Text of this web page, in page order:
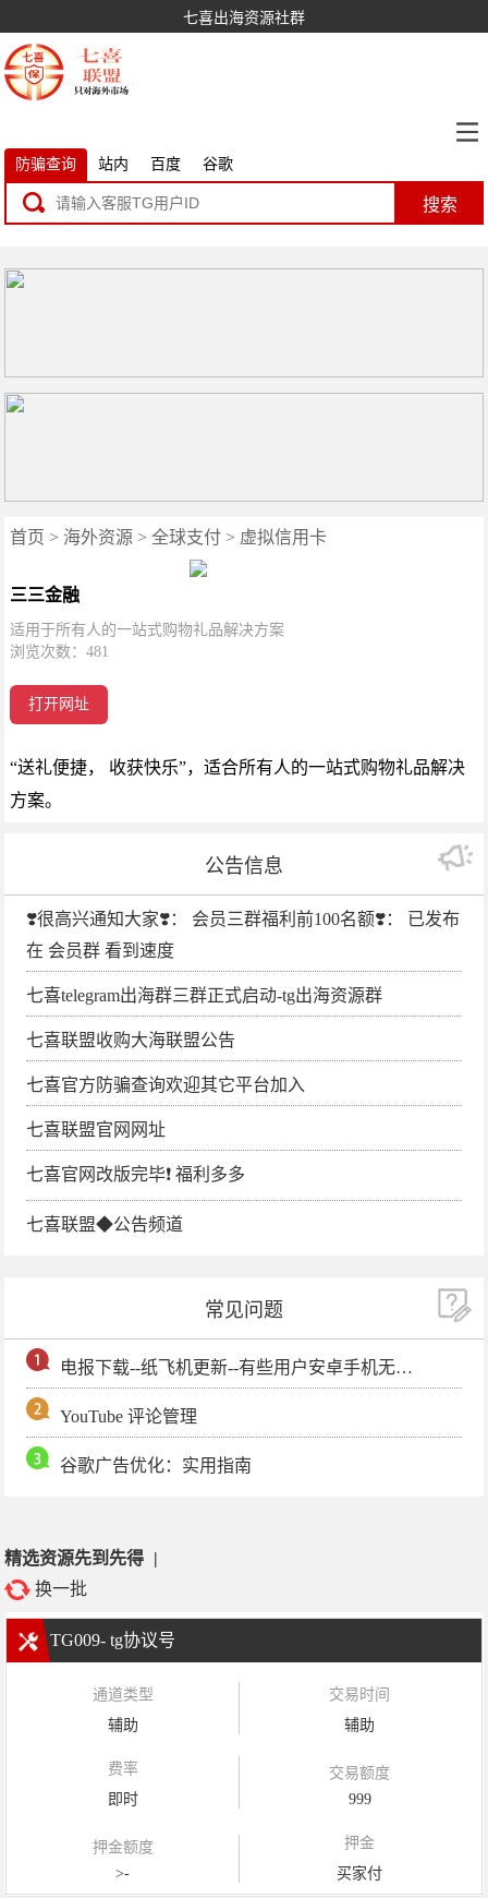
七喜出海资源社群
防骗查询 站内 百度 谷歌
搜索
首页 > 海外资源 >全球支付 > 虚拟信用卡
三三金融
适用于所有人的一站式购物礼品解决方案
浏览次数：481
打开网址
“送礼便捷， 收获快乐”，适合所有人的一站式购物礼品解决
方案。
公告信息
❣️很高兴通知大家❣️： 会员三群福利前100名额❣️： 已发布
在 会员群 看到速度
七喜telegram出海群三群正式启动-tg出海资源群
七喜联盟收购大海联盟公告
七喜官方防骗查询欢迎其它平台加入
七喜联盟官网网址
七喜官网改版完毕❗️ 福利多多
七喜联盟◆公告频道
常见问题
电报下载--纸飞机更新--有些用户安卓手机无法更新电报软件
YouTube 评论管理
谷歌广告优化：实用指南
精选资源先到先得 |
换一批
TG009- tg协议号
通道类型
辅助
交易时间
辅助
费率
即时
交易额度
999
押金额度
>-
押金
买家付